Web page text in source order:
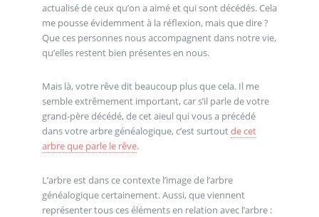
actualisé de ceux qu’on a aimé et qui sont décédés. Cela
me pousse évidemment à la réflexion, mais que dire ?
Que ces personnes nous accompagnent dans notre vie,
qu’elles restent bien présentes en nous.
Mais là, votre rêve dit beaucoup plus que cela. Il me
semble extrêmement important, car s’il parle de votre
grand-père décédé, de cet aïeul qui vous a précédé
dans votre arbre généalogique, c’est surtoutde cet
arbre que parle le rêve.
L’arbre est dans ce contexte l’image de l’arbre
généalogique certainement. Aussi, que viennent
représenter tous ces éléments en relation avec l’arbre :